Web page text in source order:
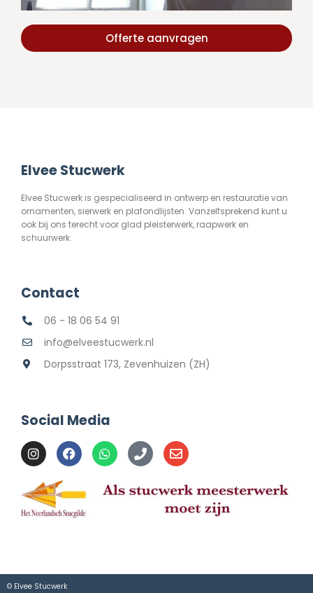
Offerte aanvragen
Elvee Stucwerk
Elvee Stucwerk is gespecialiseerd in ontwerp en restauratie van
ornamenten, sierwerk en plafondlijsten. Vanzelfsprekend kunt u
ook bij ons terecht voor glad pleisterwerk, raapwerk en
schuurwerk.
Contact
06 - 18 06 54 91
info@elveestucwerk.nl
Dorpsstraat 173, Zevenhuizen (ZH)
Social Media
© Elvee Stucwerk